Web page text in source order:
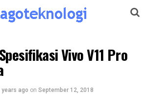
Vivo V11 Pro
years ago on September 12, 2018